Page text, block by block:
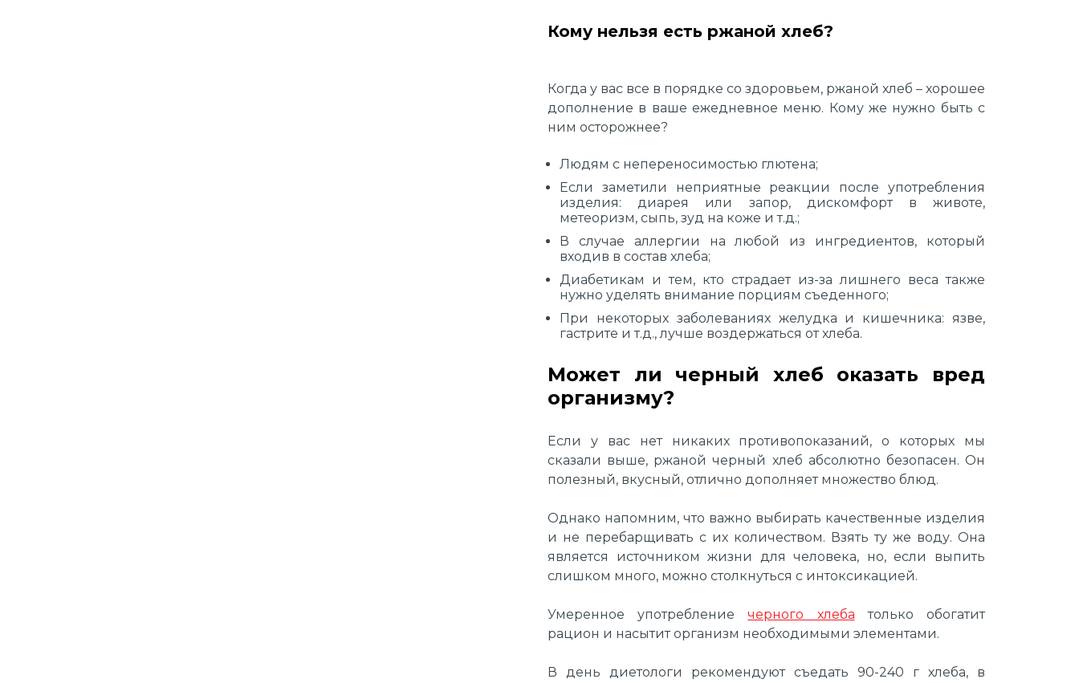
Кому нельзя есть ржаной хлеб?
Когда у вас все в порядке со здоровьем, ржаной хлеб – хорошее
дополнение в ваше ежедневное меню. Кому же нужно быть с
ним осторожнее?
Людям с непереносимостью глютена;
Если заметили неприятные реакции после употребления
изделия: диарея или запор, дискомфорт в животе,
метеоризм, сыпь, зуд на коже и т.д.;
В случае аллергии на любой из ингредиентов, который
входив в состав хлеба;
Диабетикам и тем, кто страдает из-за лишнего веса также
нужно уделять внимание порциям съеденного;
При некоторых заболеваниях желудка и кишечника: язве,
гастрите и т.д., лучше воздержаться от хлеба.
Может ли черный хлеб оказать вред
организму?
Если у вас нет никаких противопоказаний, о которых мы
сказали выше, ржаной черный хлеб абсолютно безопасен. Он
полезный, вкусный, отлично дополняет множество блюд.
Однако напомним, что важно выбирать качественные изделия
и не перебарщивать с их количеством. Взять ту же воду. Она
является источником жизни для человека, но, если выпить
слишком много, можно столкнуться с интоксикацией.
Умеренное употреблениечерного хлеба только обогатит
рацион и насытит организм необходимыми элементами.
В день диетологи рекомендуют съедать 90-240 г хлеба, в